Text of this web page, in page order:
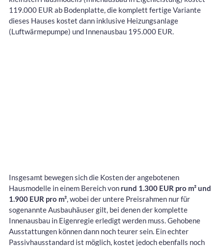
119.000 EUR ab Bodenplatte, die komplett fertige Variante
dieses Hauses kostet dann inklusive Heizungsanlage
(Luftwärmepumpe) und Innenausbau 195.000 EUR.
Insgesamt bewegen sich die Kosten der angebotenen
Hausmodelle in einem Bereich von rund 1.300 EUR pro m² und
1.900 EUR pro m², wobei der untere Preisrahmen nur für
sogenannte Ausbauhäuser gilt, bei denen der komplette
Innenausbau in Eigenregie erledigt werden muss. Gehobene
Ausstattungen können dann noch teurer sein. Ein echter
Passivhausstandard ist möglich, kostet jedoch ebenfalls noch